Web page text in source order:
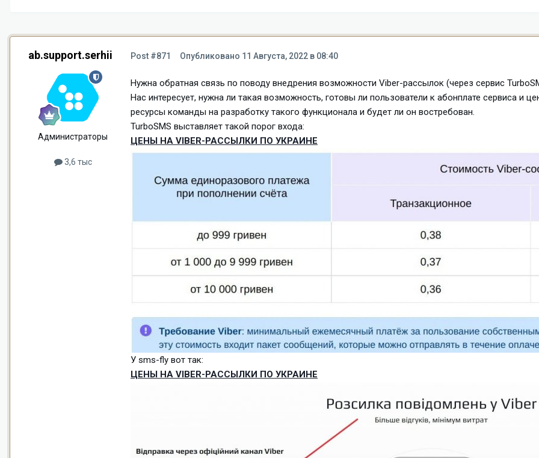
ab.support.serhii
Администраторы
3,6 тыс
Post #871 Опубликовано 11 Августа, 2022 в 08:40
Нужна обратная связь по поводу внедрения возможности Viber-рассылок (через сервис
Нас интересует, нужна ли такая возможность, готовы ли пользователи к абонплате сервиса и
ресурсы команды на разработку такого функционала и будет ли он востребован.
TurboSMS выставляет такой порог входа:
ЦЕНЫ НА VIBER-РАССЫЛКИ ПО УКРАИНЕ
У sms-fly вот так:
ЦЕНЫ НА VIBER-РАССЫЛКИ ПО УКРАИНЕ